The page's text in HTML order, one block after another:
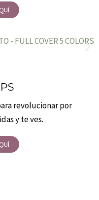
revolucionar por
y te ves.